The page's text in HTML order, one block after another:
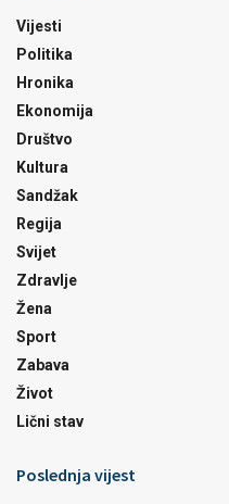
Vijesti
Politika
Hronika
Ekonomija
Društvo
Kultura
Sandžak
Regija
Svijet
Zdravlje
Žena
Sport
Zabava
Život
Lični stav
Poslednja vijest